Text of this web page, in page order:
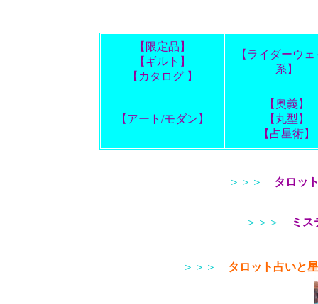
【限定品】
【ギルト】
【カタログ 】
【ライダーウ
系】
【アート/モダン】
【奥義】
【丸型】
【占星術】
＞＞＞ タロッ
＞＞＞ ミス
＞＞＞ タロット占いと